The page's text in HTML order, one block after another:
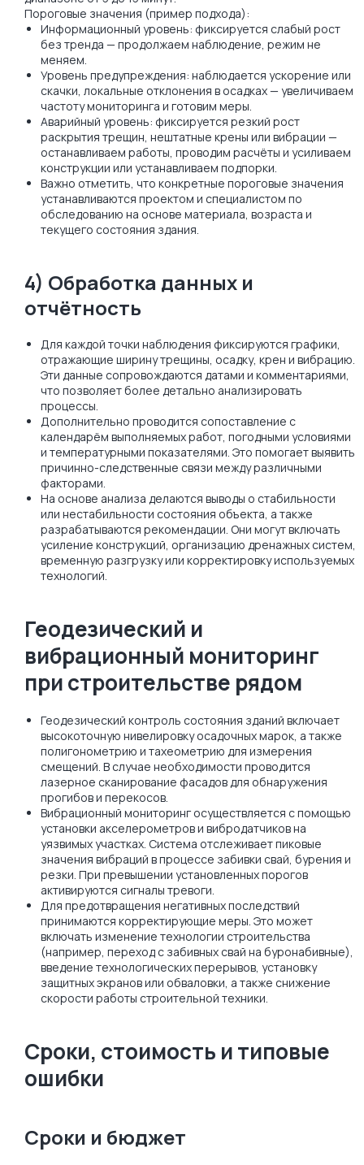
Пороговые значения (пример подхода):
Информационный уровень: фиксируется слабый рост
без тренда — продолжаем наблюдение, режим не
меняем.
Уровень предупреждения: наблюдается ускорение или
скачки, локальные отклонения в осадках — увеличиваем
частоту мониторинга и готовим меры.
Аварийный уровень: фиксируется резкий рост
раскрытия трещин, нештатные крены или вибрации —
останавливаем работы, проводим расчёты и усиливаем
конструкции или устанавливаем подпорки.
Важно отметить, что конкретные пороговые значения
устанавливаются проектом и специалистом по
обследованию на основе материала, возраста и
текущего состояния здания.
4) Обработка данных и
отчётность
Для каждой точки наблюдения фиксируются графики,
отражающие ширину трещины, осадку, крен и вибрацию.
Эти данные сопровождаются датами и комментариями,
что позволяет более детально анализировать
процессы.
Дополнительно проводится сопоставление с
календарём выполняемых работ, погодными условиями
и температурными показателями. Это помогает выявить
причинно-следственные связи между различными
факторами.
На основе анализа делаются выводы о стабильности
или нестабильности состояния объекта, а также
разрабатываются рекомендации. Они могут включать
усиление конструкций, организацию дренажных систем,
временную разгрузку или корректировку используемых
технологий.
Геодезический и
вибрационный мониторинг
при строительстве рядом
Геодезический контроль состояния зданий включает
высокоточную нивелировку осадочных марок, а также
полигонометрию и тахеометрию для измерения
смещений. В случае необходимости проводится
лазерное сканирование фасадов для обнаружения
прогибов и перекосов.
Вибрационный мониторинг осуществляется с помощью
установки акселерометров и вибродатчиков на
уязвимых участках. Система отслеживает пиковые
значения вибраций в процессе забивки свай, бурения и
резки. При превышении установленных порогов
активируются сигналы тревоги.
Для предотвращения негативных последствий
принимаются корректирующие меры. Это может
включать изменение технологии строительства
(например, переход с забивных свай на буронабивные),
введение технологических перерывов, установку
защитных экранов или обваловки, а также снижение
скорости работы строительной техники.
Сроки, стоимость и типовые
ошибки
Сроки и бюджет